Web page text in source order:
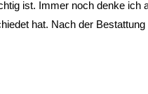
ist. Immer noch denke ich
hat. Nach der